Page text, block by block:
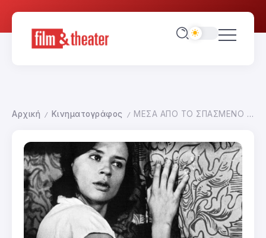
Αρχική / Κινηματογράφος / ΜΕΣΑ ΑΠΟ ΤΟ ΣΠΑΣΜΕΝΟ ΚΑΘΡΕΠΤΗ